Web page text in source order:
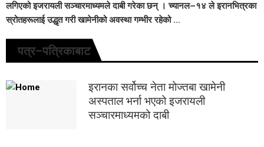
लगिएको इजरायली सञ्चारमाध्यमले दाबी गरेका छन् । च्यानल–१४ ले इरानभित्रका
स्रोतहरूलाई उद्धृत गरी खामेनीको अवस्था गम्भीर रहेको ...
पत्र–पत्रिकाबाट
इरानका सर्वोच्च नेता मोज्तबा खामेनी
अस्पताल भर्ना भएको इजरायली
सञ्चारमाध्यमको दाबी